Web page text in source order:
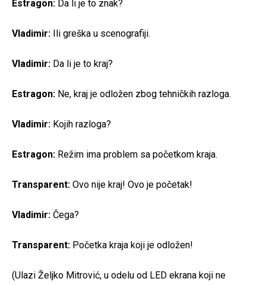
Estragon: Da li je to znak?
Vladimir: Ili greška u scenografiji.
Vladimir: Da li je to kraj?
Estragon: Ne, kraj je odložen zbog tehničkih razloga.
Vladimir: Kojih razloga?
Estragon: Režim ima problem sa početkom kraja.
Transparent: Ovo nije kraj! Ovo je početak!
Vladimir: Čega?
Transparent: Početka kraja koji je odložen!
(Ulazi Željko Mitrović, u odelu od LED ekrana koji ne